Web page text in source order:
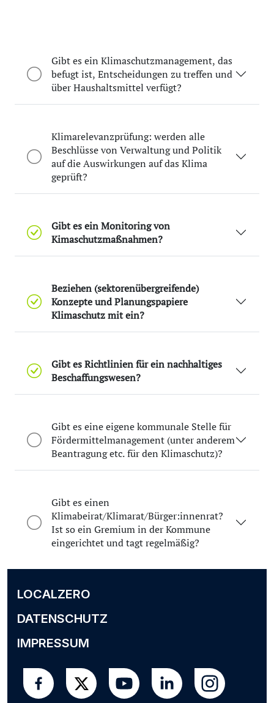
Gibt es ein Klimaschutzmanagement, das
befugt ist, Entscheidungen zu treffen und
über Haushaltsmittel verfügt?
Klimarelevanzprüfung: werden alle
Beschlüsse von Verwaltung und Politik
auf die Auswirkungen auf das Klima
geprüft?
Gibt es ein Monitoring von
Kimaschutzmaßnahmen?
Beziehen (sektorenübergreifende)
Konzepte und Planungspapiere
Klimaschutz mit ein?
Gibt es Richtlinien für ein nachhaltiges
Beschaffungswesen?
Gibt es eine eigene kommunale Stelle für
Fördermittelmanagement (unter anderem
Beantragung etc. für den Klimaschutz)?
Gibt es einen
Klimabeirat/Klimarat/Bürger:innenrat?
Ist so ein Gremium in der Kommune
eingerichtet und tagt regelmäßig?
LOCALZERO
DATENSCHUTZ
IMPRESSUM